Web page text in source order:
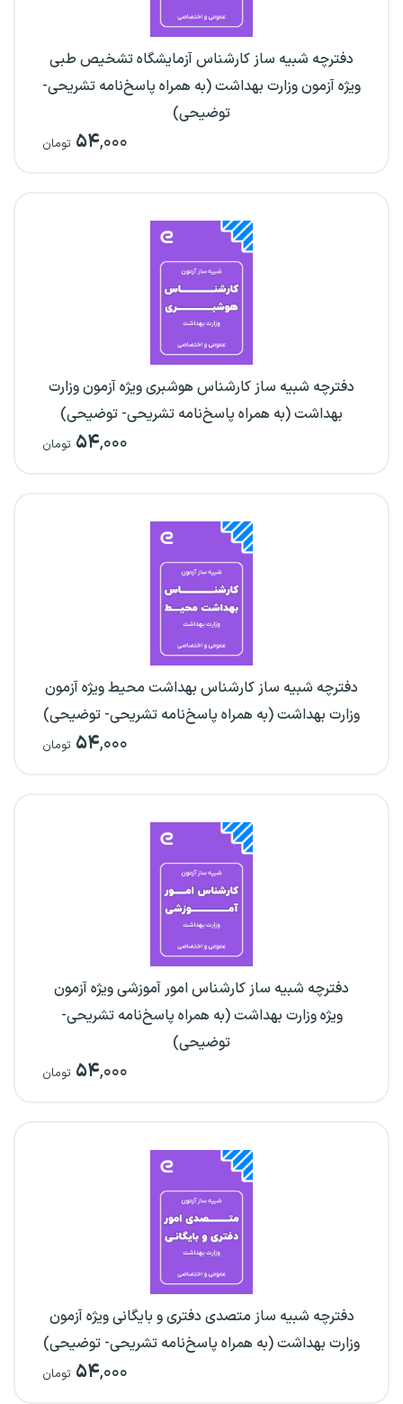
دفترچه شبیه ساز کارشناس آزمایشگاه تشخیص طبی
ویژه آزمون وزارت بهداشت (به همراه پاسخ‌نامه تشریحی-
توضیحی)
۵۴,۰۰۰ تومان
دفترچه شبیه ساز کارشناس هوشبری ویژه آزمون وزارت
بهداشت (به همراه پاسخ‌نامه تشریحی- توضیحی)
۵۴,۰۰۰ تومان
دفترچه شبیه ساز کارشناس بهداشت محیط ویژه آزمون
وزارت بهداشت (به همراه پاسخ‌نامه تشریحی- توضیحی)
۵۴,۰۰۰ تومان
دفترچه شبیه ساز کارشناس امور آموزشی ویژه آزمون
ویژه وزارت بهداشت (به همراه پاسخ‌نامه تشریحی-
توضیحی)
۵۴,۰۰۰ تومان
دفترچه شبیه ساز متصدی دفتری و بایگانی ویژه آزمون
وزارت بهداشت (به همراه پاسخ‌نامه تشریحی- توضیحی)
۵۴,۰۰۰ تومان